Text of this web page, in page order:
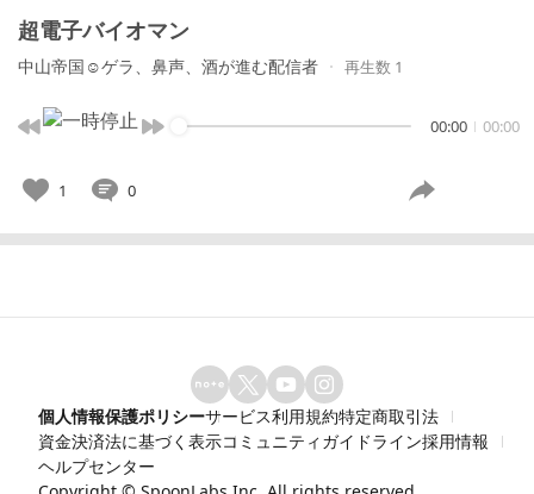
超電子バイオマン
中山帝国☺️ゲラ、鼻声、酒が進む配信者 再生数 1
00:00 00:00
1 0
個人情報保護ポリシーサービス利用規約特定商取引法
資金決済法に基づく表示コミュニティガイドライン採用情報
ヘルプセンター